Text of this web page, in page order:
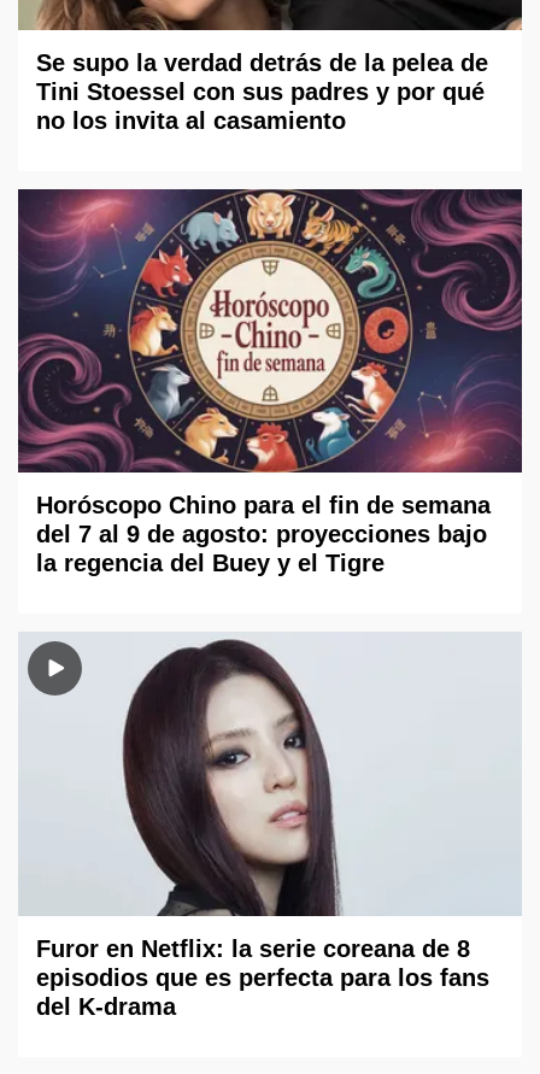
Se supo la verdad detrás de la pelea de
Tini Stoessel con sus padres y por qué
no los invita al casamiento
Horóscopo Chino para el fin de semana
del 7 al 9 de agosto: proyecciones bajo
la regencia del Buey y el Tigre
Furor en Netflix: la serie coreana de 8
episodios que es perfecta para los fans
del K-drama